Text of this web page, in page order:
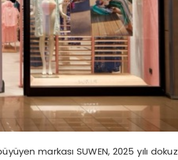
markasıSUWEN, 2025 yılı dokuz